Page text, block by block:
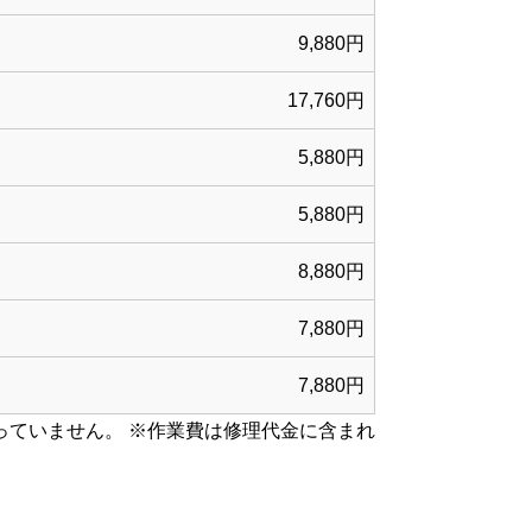
9,880円
17,760円
5,880円
5,880円
8,880円
7,880円
7,880円
ていません。 ※作業費は修理代金に含まれ